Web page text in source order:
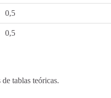
0,5
0,5
tablas teóricas.